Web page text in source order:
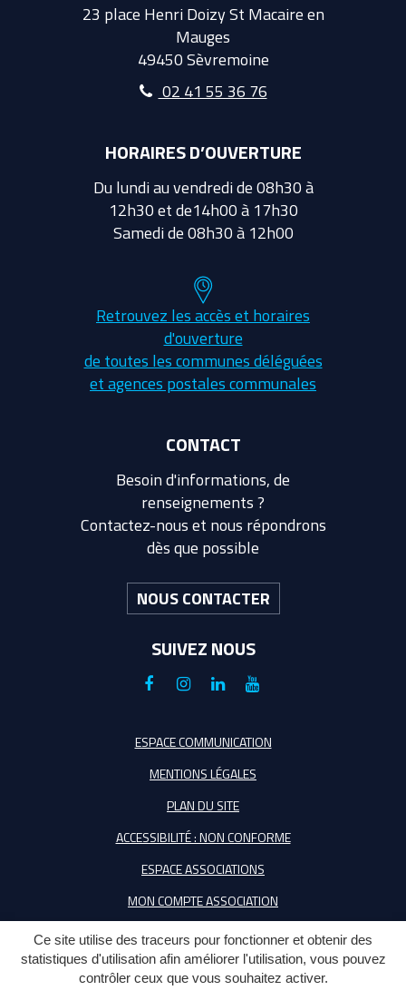
Ce site utilise des traceurs pour fonctionner et obtenir des
statistiques d'utilisation afin améliorer l'utilisation, vous pouvez
contrôler ceux que vous souhaitez activer.
23 place Henri Doizy St Macaire en
Mauges
49450 Sèvremoine
02 41 55 36 76
HORAIRES D’OUVERTURE
Du lundi au vendredi de 08h30 à
12h30 et de14h00 à 17h30
Samedi de 08h30 à 12h00
Retrouvez les accès et horaires
d'ouverture
de toutes les communes déléguées
et agences postales communales
CONTACT
Besoin d'informations, de
renseignements ?
Contactez-nous et nous répondrons
dès que possible
NOUS CONTACTER
SUIVEZ NOUS
Lien
le
Facebook
Lien
le
compte
Instagram
Lien
le
compte
Linkedin
Lien
la
Youtube
ESPACE COMMUNICATION
MENTIONS LÉGALES
PLAN DU SITE
ACCESSIBILITÉ : NON CONFORME
ESPACE ASSOCIATIONS
MON COMPTE ASSOCIATION